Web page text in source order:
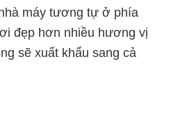
máy tương tự ở phía
đẹp hơn nhiều hương vị
sẽ xuất khẩu sang cả